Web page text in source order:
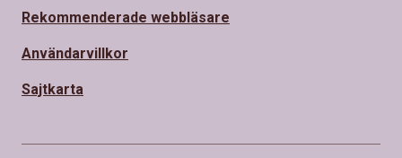
Rekommenderade webbläsare
Användarvillkor
Sajtkarta